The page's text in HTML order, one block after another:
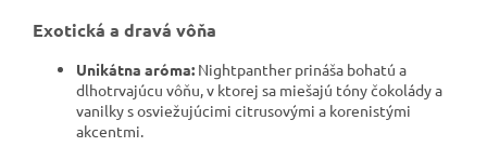
Exotická a dravá vôňa
Unikátna aróma: Nightpanther prináša bohatú a
dlhotrvajúcu vôňu, v ktorej sa miešajú tóny čokolády a
vanilky s osviežujúcimi citrusovými a korenistými
akcentmi.